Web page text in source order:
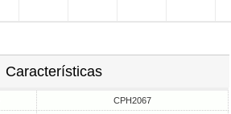
Características
CPH2067